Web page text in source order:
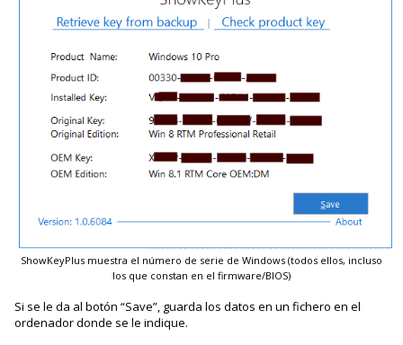
ShowKeyPlus muestra el número de serie de Windows (todos ellos, incluso
los que constan en el firmware/BIOS)
Si se le da al botón “Save”, guarda los datos en un fichero en el
ordenador donde se le indique.